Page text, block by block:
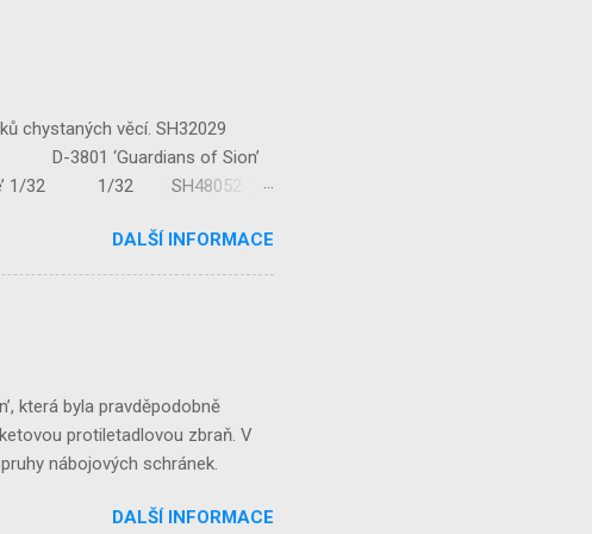
chystaných věcí. SH32029
‘Guardians of Sion’
1/32 1/32 SH48052
DALŠÍ INFORMACE
která byla pravděpodobně
protiletadlovou zbraň. V
nábojových schránek.
DALŠÍ INFORMACE